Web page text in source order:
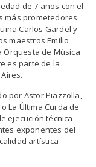
de 7 años con el
más prometedores
Carlos Gardel y
maestros Emilio
Orquesta de Música
es parte de la
por Astor Piazzolla,
La Última Curda de
ejecución técnica
exponentes del
artística